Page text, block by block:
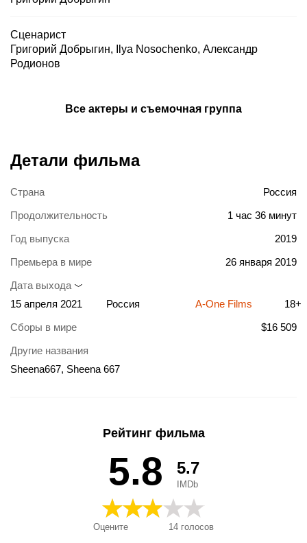
Сценарист
Григорий Добрыгин, Ilya Nosochenko, Александр
Родионов
Все актеры и съемочная группа
Детали фильма
Страна
Россия
Продолжительность
1 час 36 минут
Год выпуска
2019
Премьера в мире
26 января 2019
Дата выхода
15 апреля 2021
Россия A-One Films
18+
Сборы в мире
$16 509
Другие названия
Sheena667, Sheena 667
Рейтинг фильма
5.8
Оцените 14 голосов
5.7
IMDb